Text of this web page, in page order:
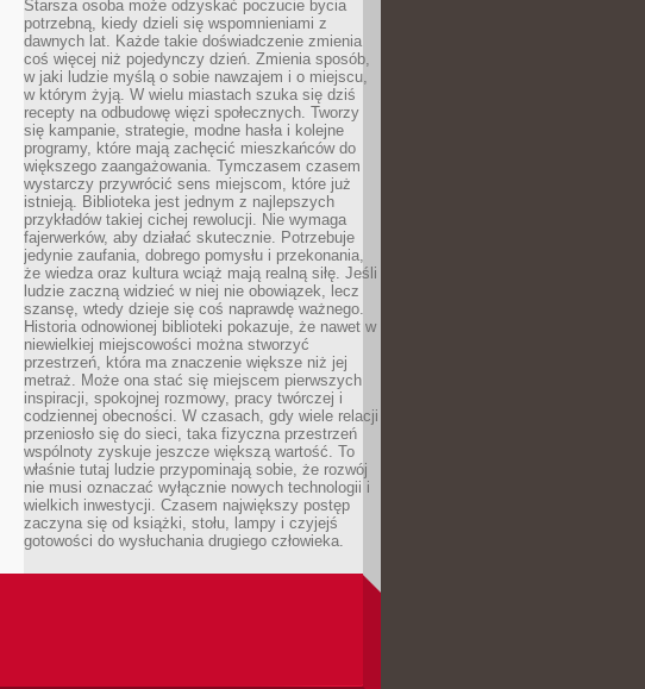
Starsza osoba może odzyskać poczucie bycia
potrzebną, kiedy dzieli się wspomnieniami z
dawnych lat. Każde takie doświadczenie zmienia
coś więcej niż pojedynczy dzień. Zmienia sposób,
w jaki ludzie myślą o sobie nawzajem i o miejscu,
w którym żyją. W wielu miastach szuka się dziś
recepty na odbudowę więzi społecznych. Tworzy
się kampanie, strategie, modne hasła i kolejne
programy, które mają zachęcić mieszkańców do
większego zaangażowania. Tymczasem czasem
wystarczy przywrócić sens miejscom, które już
istnieją. Biblioteka jest jednym z najlepszych
przykładów takiej cichej rewolucji. Nie wymaga
fajerwerków, aby działać skutecznie. Potrzebuje
jedynie zaufania, dobrego pomysłu i przekonania,
że wiedza oraz kultura wciąż mają realną siłę. Jeśli
ludzie zaczną widzieć w niej nie obowiązek, lecz
szansę, wtedy dzieje się coś naprawdę ważnego.
Historia odnowionej biblioteki pokazuje, że nawet w
niewielkiej miejscowości można stworzyć
przestrzeń, która ma znaczenie większe niż jej
metraż. Może ona stać się miejscem pierwszych
inspiracji, spokojnej rozmowy, pracy twórczej i
codziennej obecności. W czasach, gdy wiele relacji
przeniosło się do sieci, taka fizyczna przestrzeń
wspólnoty zyskuje jeszcze większą wartość. To
właśnie tutaj ludzie przypominają sobie, że rozwój
nie musi oznaczać wyłącznie nowych technologii i
wielkich inwestycji. Czasem największy postęp
zaczyna się od książki, stołu, lampy i czyjejś
gotowości do wysłuchania drugiego człowieka.